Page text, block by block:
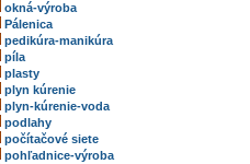
okná-výroba
Pálenica
pedikúra-manikúra
píla
plasty
plyn kúrenie
plyn-kúrenie-voda
podlahy
počítačové siete
pohľadnice-výroba